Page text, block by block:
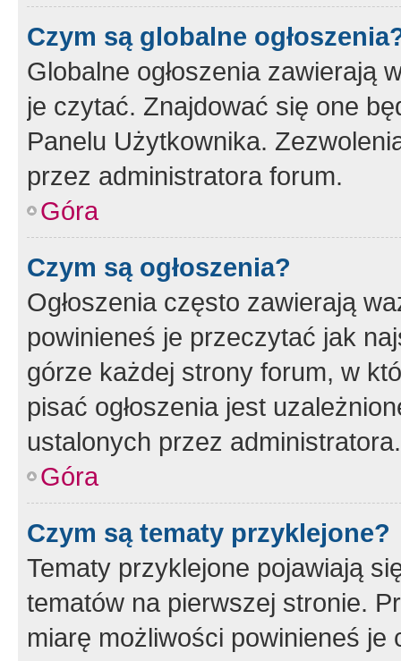
Czym są globalne
Globalne ogłoszenia zawierają
je czytać. Znajdować się one
Panelu Użytkownika.
przez administratora forum.
Góra
Czym są ogłoszenia?
Ogłoszenia często zawierają
powinieneś je przeczytać jak
górze każdej strony forum, w
pisać ogłoszenia jest
ustalonych przez administratora.
Góra
Czym są tematy przyklejone?
Tematy przyklejone pojawiają
tematów na pierwszej stronie.
miarę możliwości powinieneś je